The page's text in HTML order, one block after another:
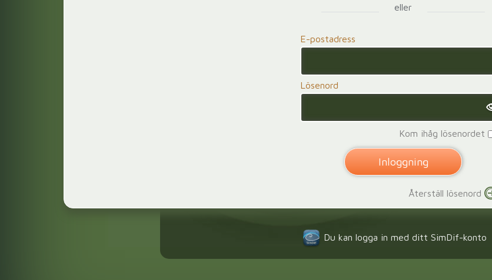
eller
E-postadress
Lösenord
Kom ihåg lösenordet
Återställ lösenord
Du kan logga in med ditt SimDif-konto